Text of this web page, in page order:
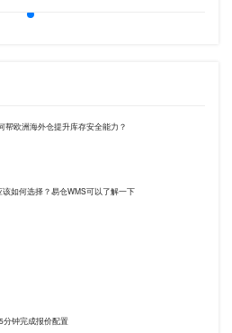
帮欧洲海外仓提升库存安全能力？
如何选择？易仓WMS可以了解一下
分钟完成报价配置